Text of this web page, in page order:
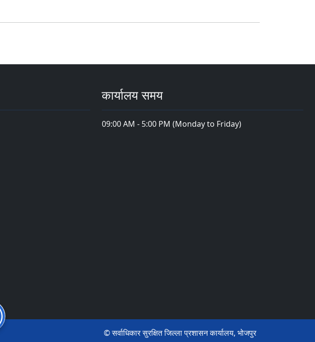
कार्यालय समय
09:00 AM - 5:00 PM (Monday to Friday)
© सर्वाधिकार सुरक्षित जिल्ला प्रशासन कार्यालय, भोजपुर